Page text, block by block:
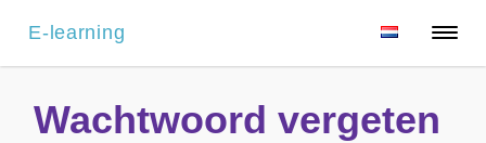
E-learning
Wachtwoord vergeten